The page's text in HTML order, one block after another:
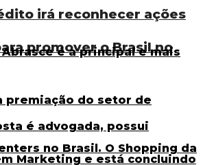
irá reconhecer ações
promover o Brasil no